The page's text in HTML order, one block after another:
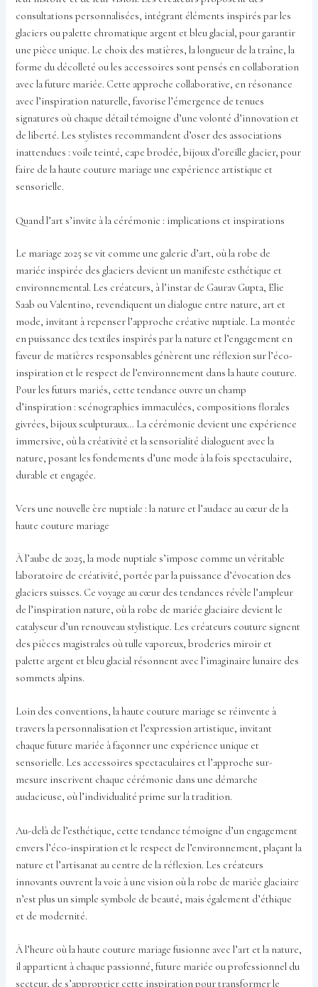
consultations personnalisées, intégrant éléments inspirés par les
glaciers ou palette chromatique argent et bleu glacial, pour garantir
une pièce unique. Le choix des matières, la longueur de la traîne, la
forme du décolleté ou les accessoires sont pensés en collaboration
avec la future mariée. Cette approche collaborative, en résonance
avec l’inspiration naturelle, favorise l’émergence de tenues
signatures où chaque détail témoigne d’une volonté d’innovation et
de liberté. Les stylistes recommandent d’oser des associations
inattendues : voile teinté, cape brodée, bijoux d’oreille glacier, pour
faire de la haute couture mariage une expérience artistique et
sensorielle.
Quand l’art s’invite à la cérémonie : implications et inspirations
Le mariage 2025 se vit comme une galerie d’art, où la robe de
mariée inspirée des glaciers devient un manifeste esthétique et
environnemental. Les créateurs, à l’instar de Gaurav Gupta, Elie
Saab ou Valentino, revendiquent un dialogue entre nature, art et
mode, invitant à repenser l’approche créative nuptiale. La montée
en puissance des textiles inspirés par la nature et l’engagement en
faveur de matières responsables génèrent une réflexion sur l’éco-
inspiration et le respect de l’environnement dans la haute couture.
Pour les futurs mariés, cette tendance ouvre un champ
d’inspiration : scénographies immaculées, compositions florales
givrées, bijoux sculpturaux… La cérémonie devient une expérience
immersive, où la créativité et la sensorialité dialoguent avec la
nature, posant les fondements d’une mode à la fois spectaculaire,
durable et engagée.
Vers une nouvelle ère nuptiale : la nature et l’audace au cœur de la
haute couture mariage
À l’aube de 2025, la mode nuptiale s’impose comme un véritable
laboratoire de créativité, portée par la puissance d’évocation des
glaciers suisses. Ce voyage au cœur des tendances révèle l’ampleur
de l’inspiration nature, où la robe de mariée glaciaire devient le
catalyseur d’un renouveau stylistique. Les créateurs couture signent
des pièces magistrales où tulle vaporeux, broderies miroir et
palette argent et bleu glacial résonnent avec l’imaginaire lunaire des
sommets alpins.
Loin des conventions, la haute couture mariage se réinvente à
travers la personnalisation et l’expression artistique, invitant
chaque future mariée à façonner une expérience unique et
sensorielle. Les accessoires spectaculaires et l’approche sur-
mesure inscrivent chaque cérémonie dans une démarche
audacieuse, où l’individualité prime sur la tradition.
Au-delà de l’esthétique, cette tendance témoigne d’un engagement
envers l’éco-inspiration et le respect de l’environnement, plaçant la
nature et l’artisanat au centre de la réflexion. Les créateurs
innovants ouvrent la voie à une vision où la robe de mariée glaciaire
n’est plus un simple symbole de beauté, mais également d’éthique
et de modernité.
À l’heure où la haute couture mariage fusionne avec l’art et la nature,
il appartient à chaque passionné, future mariée ou professionnel du
secteur, de s’approprier cette inspiration pour transformer le